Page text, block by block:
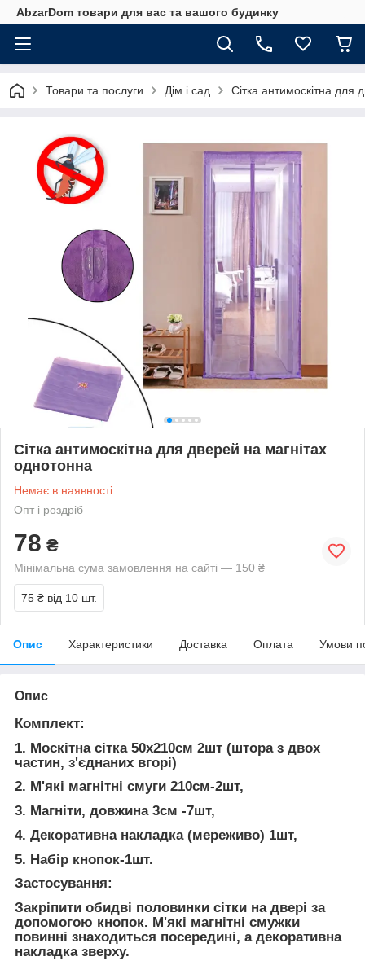
AbzarDom товари для вас та вашого будинку
Товари та послуги Дім і сад Сітка антимоскітна для
Сітка антимоскітна для дверей на магнітах
однотонна
Немає в наявності
Опт і роздріб
78 ₴
Мінімальна сума замовлення на сайті — 150 ₴
75 ₴ від 10 шт.
Опис Характеристики Доставка Оплата Умови
Опис
Комплект:
1. Москітна сітка 50х210см 2шт (штора з двох
частин, з'єднаних вгорі)
2. М'які магнітні смуги 210см-2шт,
3. Магніти, довжина 3см -7шт,
4. Декоративна накладка (мереживо) 1шт,
5. Набір кнопок-1шт.
Застосування:
Закріпити обидві половинки сітки на двері за
допомогою кнопок. М'які магнітні смужки
повинні знаходиться посередині, а декоративна
накладка зверху.